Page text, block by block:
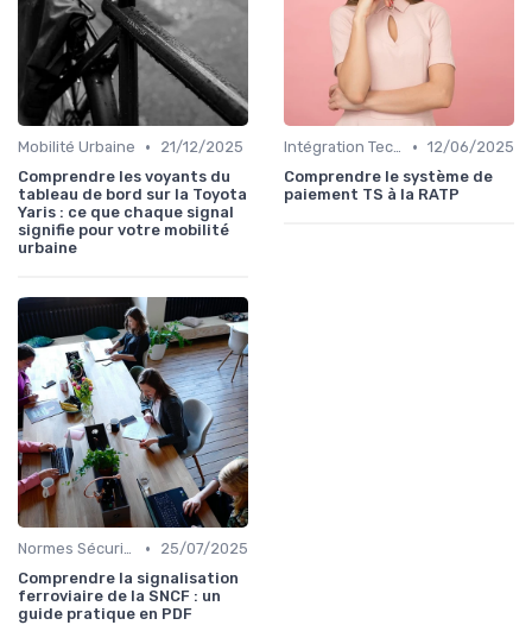
Mobilité Urbaine •
21/12/2025
Comprendre les voyants du
tableau de bord sur la Toyota
Yaris : ce que chaque signal
signifie pour votre mobilité
urbaine
Intégration Technologique • 12/06/2025
Comprendre le système de
paiement TS à la RATP
Normes Sécurité •
25/07/2025
Comprendre la signalisation
ferroviaire de la SNCF : un
guide pratique en PDF